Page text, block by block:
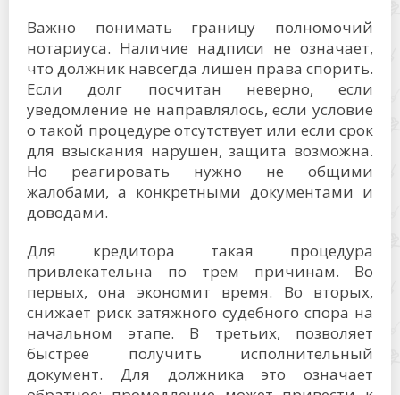
Важно понимать границу полномочий
нотариуса. Наличие надписи не означает,
что должник навсегда лишен права спорить.
Если долг посчитан неверно, если
уведомление не направлялось, если условие
о такой процедуре отсутствует или если срок
для взыскания нарушен, защита возможна.
Но реагировать нужно не общими
жалобами, а конкретными документами и
доводами.
Для кредитора такая процедура
привлекательна по трем причинам. Во
первых, она экономит время. Во вторых,
снижает риск затяжного судебного спора на
начальном этапе. В третьих, позволяет
быстрее получить исполнительный
документ. Для должника это означает